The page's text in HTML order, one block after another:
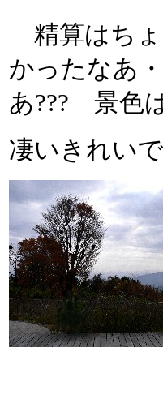
精算はちょ
かったなあ
あ??? 景色
凄いきれい